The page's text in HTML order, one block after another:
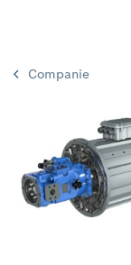
Companie